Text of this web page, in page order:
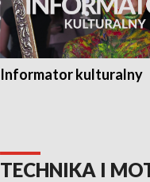
Informator kulturalny
TECHNIKA I